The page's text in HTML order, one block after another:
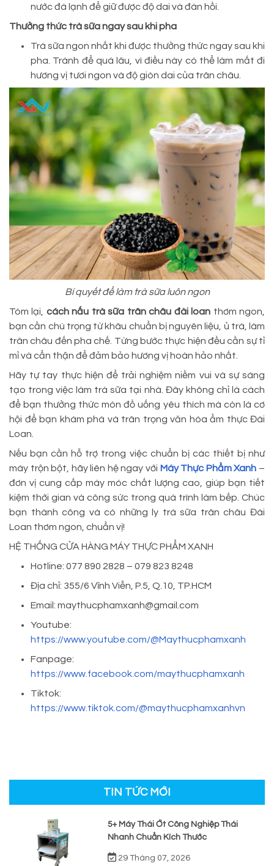
nước đá lạnh để giữ được độ dai và đàn hồi.
Thưởng thức trà sữa ngay sau khi pha
Trà sữa ngon nhất khi được thưởng thức ngay sau khi
pha. Tránh để quá lâu, vì điều này có thể làm mất đi
hương vị tươi ngon và độ giòn dai của trân châu.
Bí quyết để làm trà sữa luôn ngon
Tóm lại, cách nấu trà sữa trân châu đài loan thơm ngon,
bạn cần chú trọng từ khâu chuẩn bị nguyên liệu, ủ trà, làm
trân châu đến pha chế. Từng bước thực hiện đều cần sự tỉ
mỉ và cẩn thận để đảm bảo hương vị hoàn hảo nhất.
Hãy tự tay thực hiện để trải nghiệm niềm vui và sự sáng
tạo trong việc làm trà sữa tại nhà. Đây không chỉ là cách
để bạn thưởng thức món đồ uống yêu thích mà còn là cơ
hội để bạn khám phá và trân trọng văn hóa ẩm thực Đài
Loan.
Nếu bạn cần hỗ trợ trong việc chuẩn bị các thiết bị như
máy trộn bột, hãy liên hệ ngay với Máy Thực Phẩm Xanh –
đơn vị cung cấp máy móc chất lượng cao, giúp bạn tiết
kiệm thời gian và công sức trong quá trình làm bếp. Chúc
bạn thành công và có những ly trà sữa trân châu Đài
Loan thơm ngon, chuẩn vị!
HỆ THỐNG CỬA HÀNG MÁY THỰC PHẨM XANH
Hotline: 077 890 2828 – 079 823 8248
Địa chỉ: 355/6 Vĩnh Viễn, P.5, Q.10, TP.HCM
Email: maythucphamxanh@gmail.com
Youtube:
https://www.youtube.com/@Maythucphamxanh
Fanpage:
https://www.facebook.com/maythucphamxanh
Tiktok:
https://www.tiktok.com/@maythucphamxanhvn
TIN TỨC MỚI
5+ Máy Thái Ớt Công Nghiệp Thái
Nhanh Chuẩn Kích Thước
29 Tháng 07, 2026